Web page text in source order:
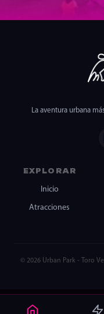
La aventura urbana
EXPLORAR
Inicio
Atracciones
© 2026 Urban Park - Toro